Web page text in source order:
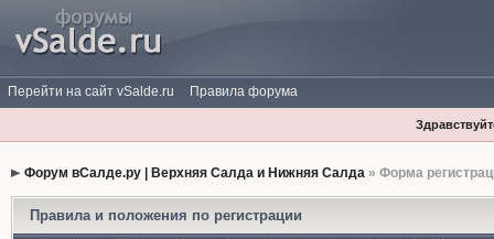
Перейти на сайт vSalde.ru Правила форума
Форум вСалде.ру | Верхняя Салда и Нижняя Салда» Форма
Правила и положения по регистрации